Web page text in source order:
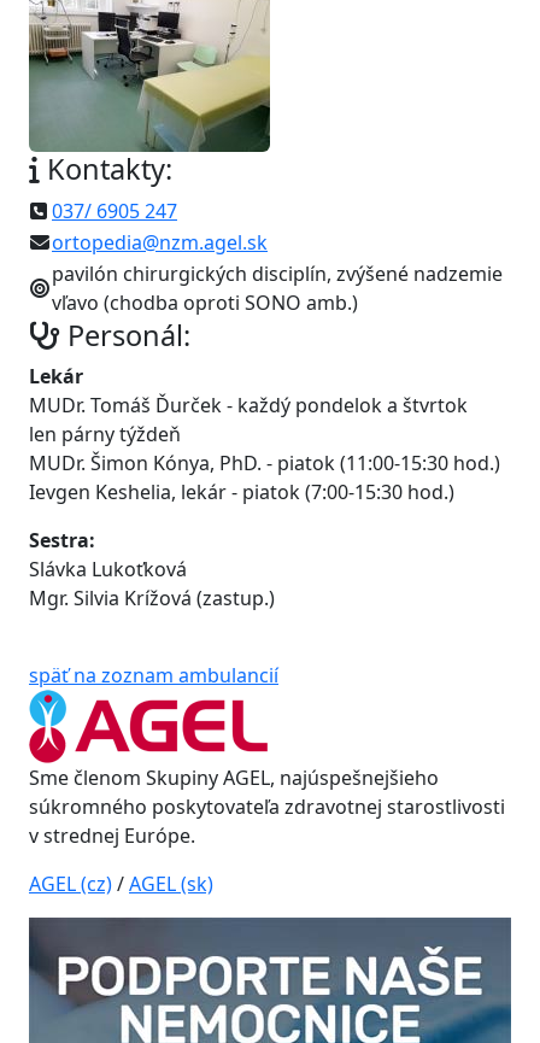
Kontakty:
037/ 6905 247
ortopedia@nzm.agel.sk
pavilón chirurgických disciplín, zvýšené nadzemie
vľavo (chodba oproti SONO amb.)
Personál:
Lekár
MUDr. Tomáš Ďurček - každý pondelok a štvrtok
len párny týždeň
MUDr. Šimon Kónya, PhD. - piatok (11:00-15:30 hod.)
Ievgen Keshelia, lekár - piatok (7:00-15:30 hod.)
Sestra:
Slávka Lukoťková
Mgr. Silvia Krížová (zastup.)
späť na zoznam ambulancií
Sme členom Skupiny AGEL, najúspešnejšieho
súkromného poskytovateľa zdravotnej starostlivosti
v strednej Európe.
AGEL (cz)/AGEL (sk)